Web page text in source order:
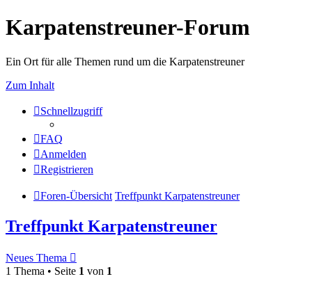
Karpatenstreuner-Forum
Ein Ort für alle Themen rund um die Karpatenstreuner
Zum Inhalt
Schnellzugriff
FAQ
Anmelden
Registrieren
Foren-Übersicht Treffpunkt Karpatenstreuner
Treffpunkt Karpatenstreuner
Neues Thema
1 Thema • Seite 1 von 1